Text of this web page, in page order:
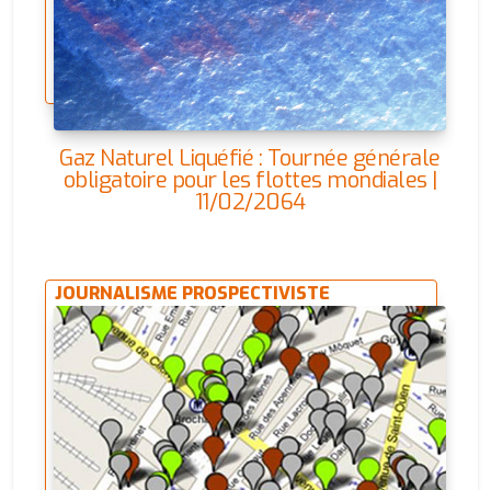
Gaz Naturel Liquéfié : Tournée générale
obligatoire pour les flottes mondiales |
11/02/2064
JOURNALISME PROSPECTIVISTE